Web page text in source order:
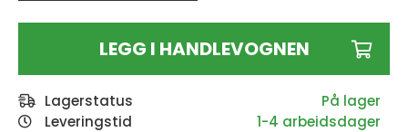
LEGG I HANDLEVOGNEN
Lagerstatus
Leveringstid
1-4 arbeidsdager